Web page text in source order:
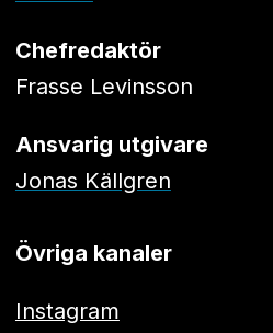
Chefredaktör
Frasse Levinsson
Ansvarig utgivare
Jonas Källgren
Övriga kanaler
Instagram